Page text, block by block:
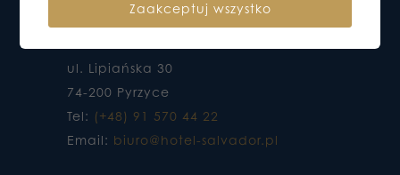
HOTEL DO KTÓREGO CHCESZ WRACAĆ
ul. Lipiańska 30
74-200 Pyrzyce
Tel: (+48) 91 570 44 22
Email: biuro@hotel-salvador.pl
Zaakceptuj wszystko